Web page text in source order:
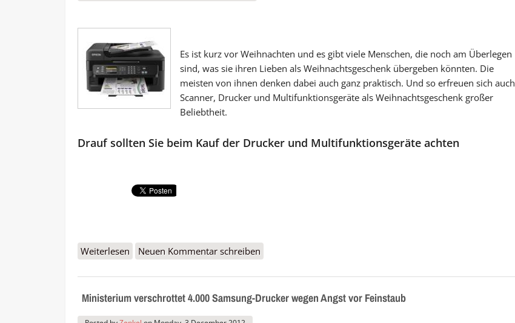
Es ist kurz vor Weihnachten und es gibt viele Menschen, die noch am Überlegen
sind, was sie ihren Lieben als Weihnachtsgeschenk übergeben könnten. Die
meisten von ihnen denken dabei auch ganz praktisch. Und so erfreuen sich auch
Scanner, Drucker und Multifunktionsgeräte als Weihnachtsgeschenk großer
Beliebtheit.
Drauf sollten Sie beim Kauf der Drucker und Multifunktionsgeräte achten
Weiterlesen über Tipps für Drucker und Multifunktionsgeräte als Weihnachtsgeschenk
Neuen Kommentar schreiben
Ministerium verschrottet 4.000 Samsung-Drucker wegen Angst vor Feinstaub